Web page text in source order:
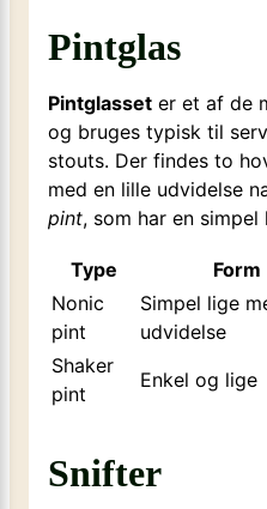
Pintglas
Pintglasset er et af de
og bruges typisk til
stouts. Der findes to
med en lille udvidelse
pint, som har en simpel
Type Form
Nonic
pint
Simpel lige
udvidelse
Shaker
pint
Enkel og lige
Snifter